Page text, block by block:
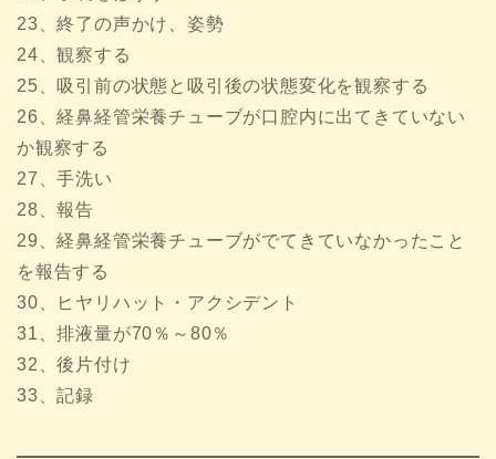
23、終了の声かけ、姿勢
24、観察する
25、吸引前の状態と吸引後の状態変化を観察する
26、経鼻経管栄養チューブが口腔内に出てきていない
か観察する
27、手洗い
28、報告
29、経鼻経管栄養チューブがでてきていなかったこと
を報告する
30、ヒヤリハット・アクシデント
31、排液量が70％～80％
32、後片付け
33、記録